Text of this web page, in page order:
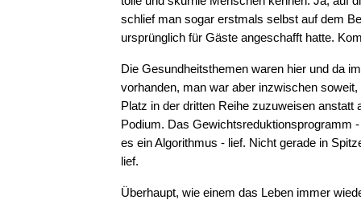
schlief man sogar erstmals selbst auf dem
ursprünglich für Gäste angeschafft hatte.
Die Gesundheitsthemen waren hier und da
vorhanden, man war aber inzwischen soweit,
Platz in der dritten Reihe zuzuweisen anstatt
Podium. Das Gewichtsreduktionsprogramm
es ein Algorithmus - lief. Nicht gerade in
lief.
Überhaupt, wie einem das Leben immer